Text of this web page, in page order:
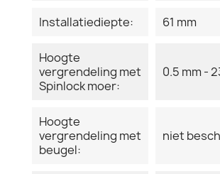
Installatiediepte: 61 mm
Hoogte
vergrendeling met
Spinlock moer:
0.5 mm -
Hoogte
vergrendeling met
beugel:
niet